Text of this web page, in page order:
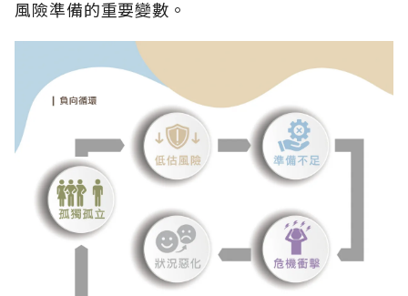
風險準備的重要變數。